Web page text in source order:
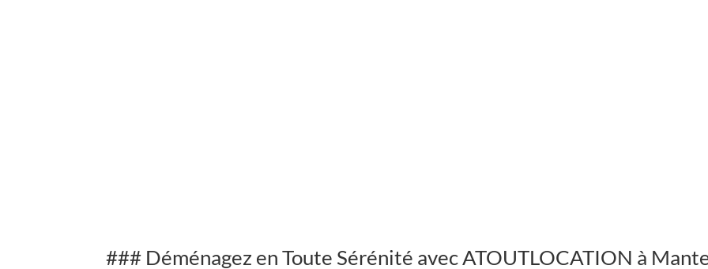
### Déménagez en Toute Sérénité avec ATOUTLOCATION à